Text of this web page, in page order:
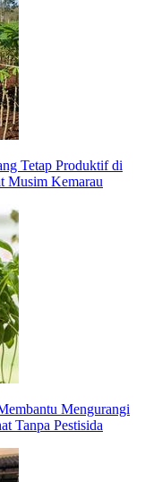
Tetap Produktif di
Musim Kemarau
Mengurangi
Tanpa Pestisida